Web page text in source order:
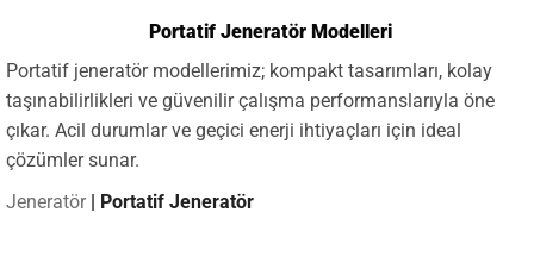
Jeneratör | Portatif Jeneratör
Portatif Jeneratör Modelleri
Portatif jeneratör modellerimiz; kompakt tasarımları, kolay
taşınabilirlikleri ve güvenilir çalışma performanslarıyla öne
çıkar. Acil durumlar ve geçici enerji ihtiyaçları için ideal
çözümler sunar.